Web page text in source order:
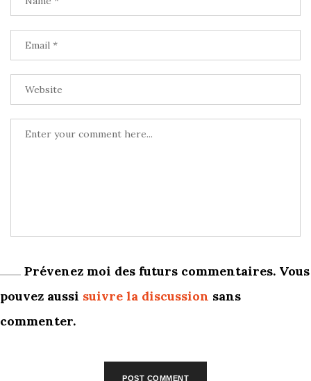
Prévenez moi des futurs commentaires. Vous
pouvez aussi suivre la discussion sans
commenter.